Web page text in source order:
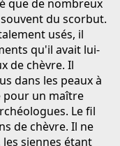
que de nombreux
du scorbut.
usés, il
qu'il avait lui-
de chèvre. Il
dans les peaux à
pour un maître
Le fil
de chèvre. Il ne
siennes étant